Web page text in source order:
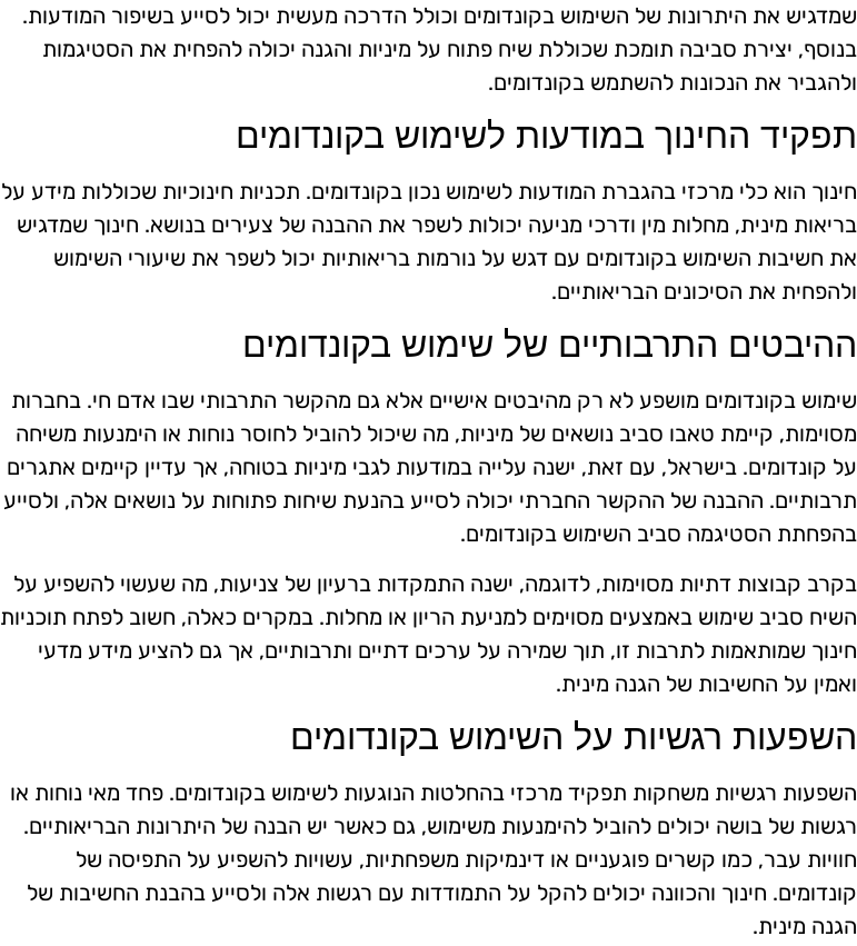
שמדגיש את היתרונות של השימוש בקונדומים וכולל הדרכה מעשית יכול לסייע בשיפור המודעות.
בנוסף, יצירת סביבה תומכת שכוללת שיח פתוח על מיניות והגנה יכולה להפחית את הסטיגמות
ולהגביר את הנכונות להשתמש בקונדומים.
תפקיד החינוך במודעות לשימוש בקונדומים
חינוך הוא כלי מרכזי בהגברת המודעות לשימוש נכון בקונדומים. תכניות חינוכיות שכוללות מידע על
בריאות מינית, מחלות מין ודרכי מניעה יכולות לשפר את ההבנה של צעירים בנושא. חינוך שמדגיש
את חשיבות השימוש בקונדומים עם דגש על נורמות בריאותיות יכול לשפר את שיעורי השימוש
ולהפחית את הסיכונים הבריאותיים.
ההיבטים התרבותיים של שימוש בקונדומים
שימוש בקונדומים מושפע לא רק מהיבטים אישיים אלא גם מהקשר התרבותי שבו אדם חי. בחברות
מסוימות, קיימת טאבו סביב נושאים של מיניות, מה שיכול להוביל לחוסר נוחות או הימנעות משיחה
על קונדומים. בישראל, עם זאת, ישנה עלייה במודעות לגבי מיניות בטוחה, אך עדיין קיימים אתגרים
תרבותיים. ההבנה של ההקשר החברתי יכולה לסייע בהנעת שיחות פתוחות על נושאים אלה, ולסייע
בהפחתת הסטיגמה סביב השימוש בקונדומים.
בקרב קבוצות דתיות מסוימות, לדוגמה, ישנה התמקדות ברעיון של צניעות, מה שעשוי להשפיע על
השיח סביב שימוש באמצעים מסוימים למניעת הריון או מחלות. במקרים כאלה, חשוב לפתח תוכניות
חינוך שמותאמות לתרבות זו, תוך שמירה על ערכים דתיים ותרבותיים, אך גם להציע מידע מדעי
ואמין על החשיבות של הגנה מינית.
השפעות רגשיות על השימוש בקונדומים
השפעות רגשיות משחקות תפקיד מרכזי בהחלטות הנוגעות לשימוש בקונדומים. פחד מאי נוחות או
רגשות של בושה יכולים להוביל להימנעות משימוש, גם כאשר יש הבנה של היתרונות הבריאותיים.
חוויות עבר, כמו קשרים פוגעניים או דינמיקות משפחתיות, עשויות להשפיע על התפיסה של
קונדומים. חינוך והכוונה יכולים להקל על התמודדות עם רגשות אלה ולסייע בהבנת החשיבות של
הגנה מינית.